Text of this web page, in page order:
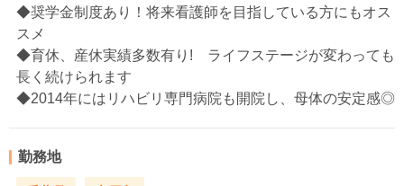
◆奨学金制度あり！将来看護師を目指している方にもオス
スメ
◆育休、産休実績多数有り! ライフステージが変わっても
長く続けられます
◆2014年にはリハビリ専門病院も開院し、母体の安定感◎
勤務地